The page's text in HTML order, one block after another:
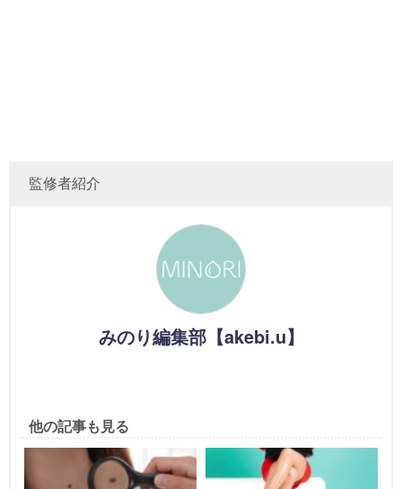
監修者紹介
みのり編集部【akebi.u】
他の記事も見る